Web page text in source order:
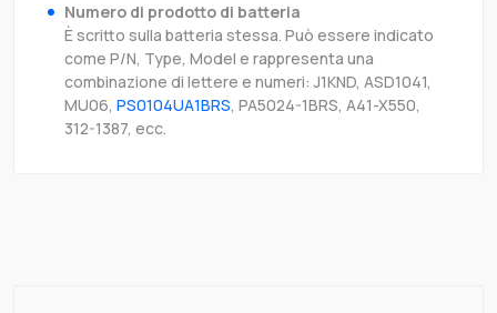
Numero di prodotto di batteria
È scritto sulla batteria stessa. Può essere indicato
come P/N, Type, Model e rappresenta una
combinazione di lettere e numeri: J1KND, ASD1041,
MU06, PS0104UA1BRS, PA5024-1BRS, A41-X550,
312-1387, ecc.